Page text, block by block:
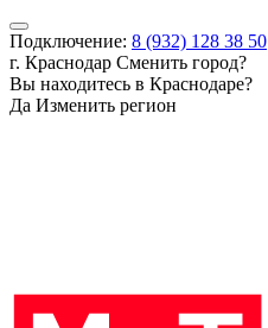
Подключение: 8 (932) 128 38 50
г. Краснодар Сменить город?
Вы находитесь в Краснодаре?
Да Изменить регион